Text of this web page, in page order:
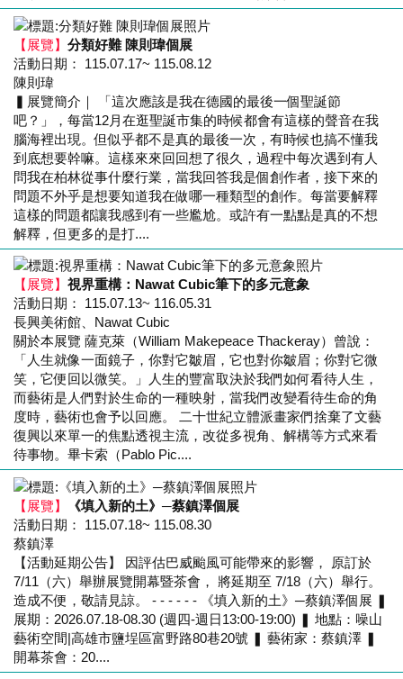
【展覽】 分類好難 陳則瑋個展
活動日期： 115.07.17~ 115.08.12
陳則瑋
▍展覽簡介｜ 「這次應該是我在德國的最後一個聖誕節
吧？」，每當12月在逛聖誕市集的時候都會有這樣的聲音在我
腦海裡出現。但似乎都不是真的最後一次，有時候也搞不懂我
到底想要幹嘛。這樣來來回回想了很久，過程中每次遇到有人
問我在柏林從事什麼行業，當我回答我是個創作者，接下來的
問題不外乎是想要知道我在做哪一種類型的創作。每當要解釋
這樣的問題都讓我感到有一些尷尬。或許有一點點是真的不想
解釋，但更多的是打....
【展覽】 視界重構：Nawat Cubic筆下的多元意象
活動日期： 115.07.13~ 116.05.31
長興美術館、Nawat Cubic
關於本展覽 薩克萊（William Makepeace Thackeray）曾說：
「人生就像一面鏡子，你對它皺眉，它也對你皺眉；你對它微
笑，它便回以微笑。」人生的豐富取決於我們如何看待人生，
而藝術是人們對於生命的一種映射，當我們改變看待生命的角
度時，藝術也會予以回應。 二十世紀立體派畫家們捨棄了文藝
復興以來單一的焦點透視主流，改從多視角、解構等方式來看
待事物。畢卡索（Pablo Pic....
【展覽】
《填入新的土》─蔡鎮澤個展
活動日期： 115.07.18~ 115.08.30
蔡鎮澤
【活動延期公告】 因評估巴威颱風可能帶來的影響， 原訂於
7/11（六）舉辦展覽開幕暨茶會， 將延期至 7/18（六）舉行。
造成不便，敬請見諒。 - - - - - - 《填入新的土》─蔡鎮澤個展 ❚
展期：2026.07.18-08.30 (週四-週日13:00-19:00) ❚ 地點：噪山
藝術空間|高雄市鹽埕區富野路80巷20號 ❚ 藝術家：蔡鎮澤 ❚
開幕茶會：20....